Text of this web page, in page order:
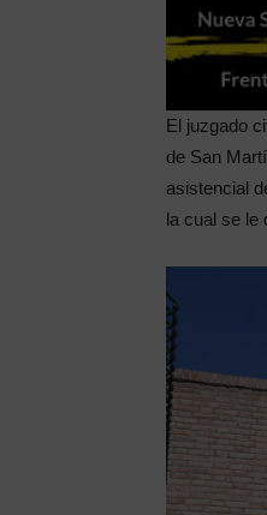
El juzgado
de San
asistencial
la cual se le